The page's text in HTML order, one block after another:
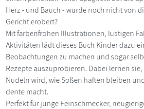
Herz - und Bauch - wurde noch nicht von
Gericht erobert?
Mit farbenfrohen Illustrationen, lustigen
Aktivitäten lädt dieses Buch Kinder dazu
Beobachtungen zu machen und sogar
Rezepte auszuprobieren. Dabei lernen sie,
Nudeln wird, wie Soßen haften bleiben
dente macht.
Perfekt für junge Feinschmecker,